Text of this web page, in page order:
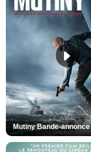
Mutiny Bande-annonce